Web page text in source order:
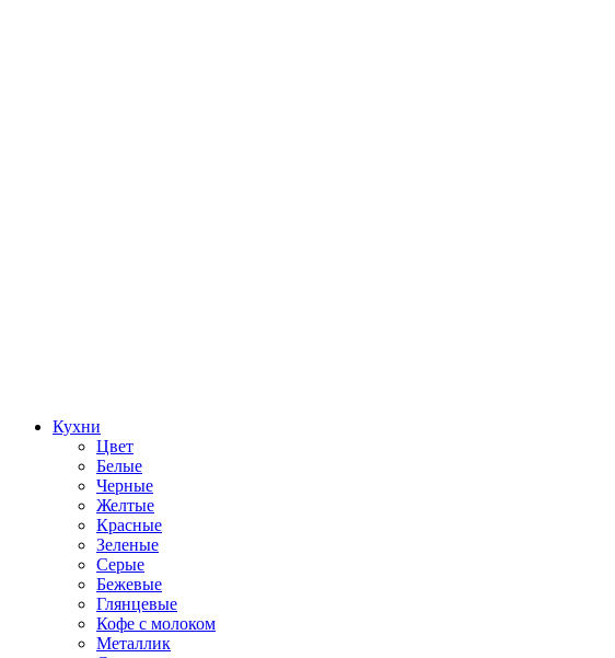
Кухни
Цвет
Белые
Черные
Желтые
Красные
Зеленые
Серые
Бежевые
Глянцевые
Кофе с молоком
Металлик